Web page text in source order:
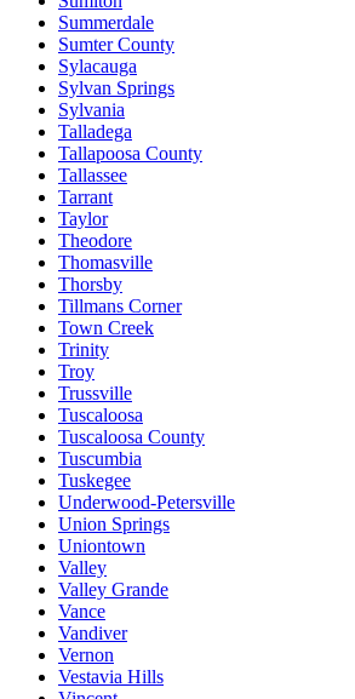
Summerdale
Sumter County
Sylacauga
Sylvan Springs
Sylvania
Talladega
Tallapoosa County
Tallassee
Tarrant
Taylor
Theodore
Thomasville
Thorsby
Tillmans Corner
Town Creek
Trinity
Troy
Trussville
Tuscaloosa
Tuscaloosa County
Tuscumbia
Tuskegee
Underwood-Petersville
Union Springs
Uniontown
Valley
Valley Grande
Vance
Vandiver
Vernon
Vestavia Hills